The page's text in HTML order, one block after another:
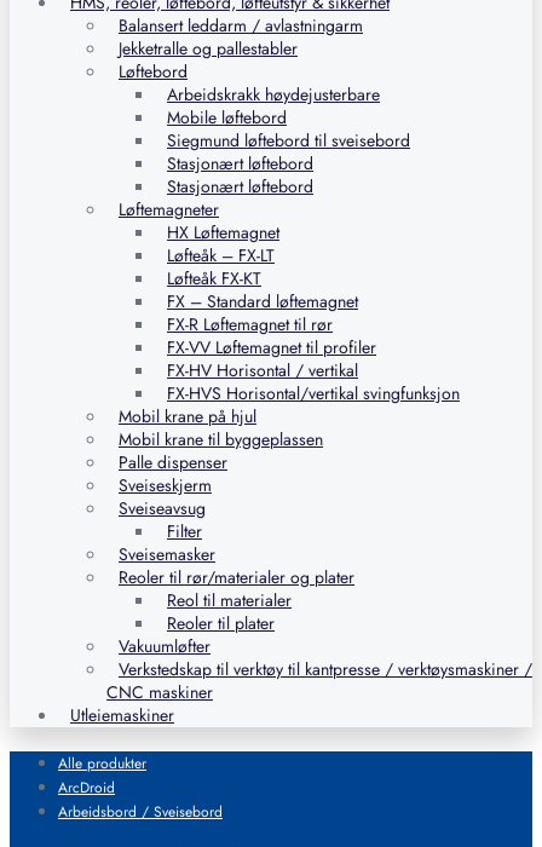
Balansert leddarm / avlastningarm
Jekketralle og pallestabler
Løftebord
Arbeidskrakk høydejusterbare
Mobile løftebord
Siegmund løftebord til sveisebord
Stasjonært løftebord
Stasjonært løftebord
Løftemagneter
HX Løftemagnet
Løfteåk – FX-LT
Løfteåk FX-KT
FX – Standard løftemagnet
FX-R Løftemagnet til rør
FX-VV Løftemagnet til profiler
FX-HV Horisontal / vertikal
FX-HVS Horisontal/vertikal svingfunksjon
Mobil krane på hjul
Mobil krane til byggeplassen
Palle dispenser
Sveiseskjerm
Sveiseavsug
Filter
Sveisemasker
Reoler til rør/materialer og plater
Reol til materialer
Reoler til plater
Vakuumløfter
Verkstedskap til verktøy til kantpresse / verktøysmaskiner /
CNC maskiner
Utleiemaskiner
Alle produkter
ArcDroid
Arbeidsbord / Sveisebord